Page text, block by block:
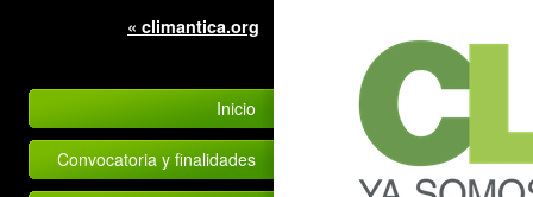
« climantica.org
Inicio
Convocatoria y finalidades